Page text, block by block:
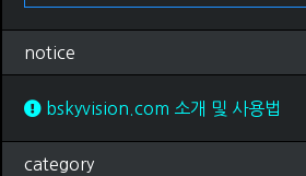
notice
bskyvision.com 소개 및 사용법
category